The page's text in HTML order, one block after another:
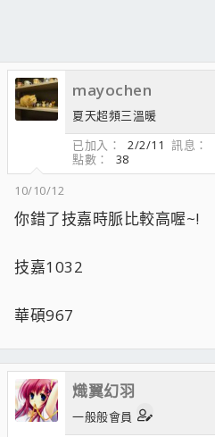
mayochen
夏天超頻三溫暖
已加入
2/2/11 訊息
點數
38
10/10/12
你錯了技嘉時脈比較高喔~!
技嘉1032
華碩967
熾翼幻羽
一般般會員